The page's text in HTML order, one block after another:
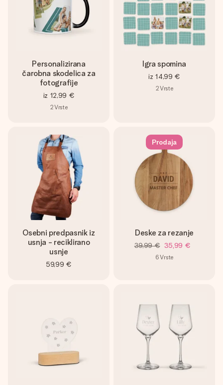
Personalizirana
čarobna skodelica za
fotografije
iz 12,99 €
2Vrste
Igra spomina
iz 14,99 €
2Vrste
Osebni predpasnik iz
usnja - reciklirano
usnje
59,99 €
Prodaja
Deske za rezanje
39,99 € 35,99 €
6Vrste